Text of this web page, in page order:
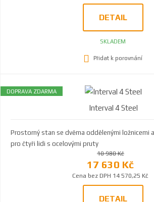
DETAIL
SKLADEM
Přidat k porovnání
Interval 4 Steel
DOPRAVA ZDARMA
Prostorný stan se dvěma oddělenými ložnicemi
pro čtyři lidi s ocelovými pruty
10 980 Kč
17 630 Kč
Cena bez DPH 14 570,25 Kč
DETAIL